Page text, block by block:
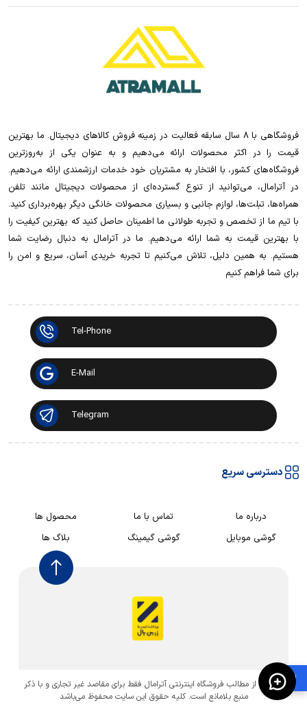
🛍️
فروشگاهی با 8 سال سابقه فعالیت در زمینه فروش کالاهای دیجیتال. ما بهترین
قیمت را در اکثر محصولات ارائه می‌دهیم و به عنوان یکی از به‌روزترین
فروشگاه‌های کشور، با افتخار به مشتریان خود خدمات ارزشمندی ارائه می‌دهیم.
در آترامال، می‌توانید از تنوع گسترده‌ای از محصولات دیجیتال مانند تلفن
همراه‌ها، تبلت‌ها، لوازم جانبی و بسیاری محصولات خانگی دیگر بهره‌برداری کنید.
با تیم ما از تخصص و تجربه طولانی ما اطمینان حاصل کنید که بهترین کیفیت را
با بهترین قیمت به شما ارائه می‌دهیم. ما در آترامال به دنبال رضایت شما
هستیم. به همین دلیل، تلاش می‌کنیم تا تجربه خریدی آسان، سریع و امن را
برای شما فراهم کنیم
Tel-Phone
E-Mail
Telegram
دسترسی سریع
درباره ما تماس با ما
محصول ها
گوشی موبایل
گوشی گیمینگ بلاگ ها
استفاده از مطالب فروشگاه اینترنتی آترامال فقط برای مقاصد غیر تجاری و با ذکر
منبع بلامانع است. کليه حقوق اين سايت محفوظ می‌باشد